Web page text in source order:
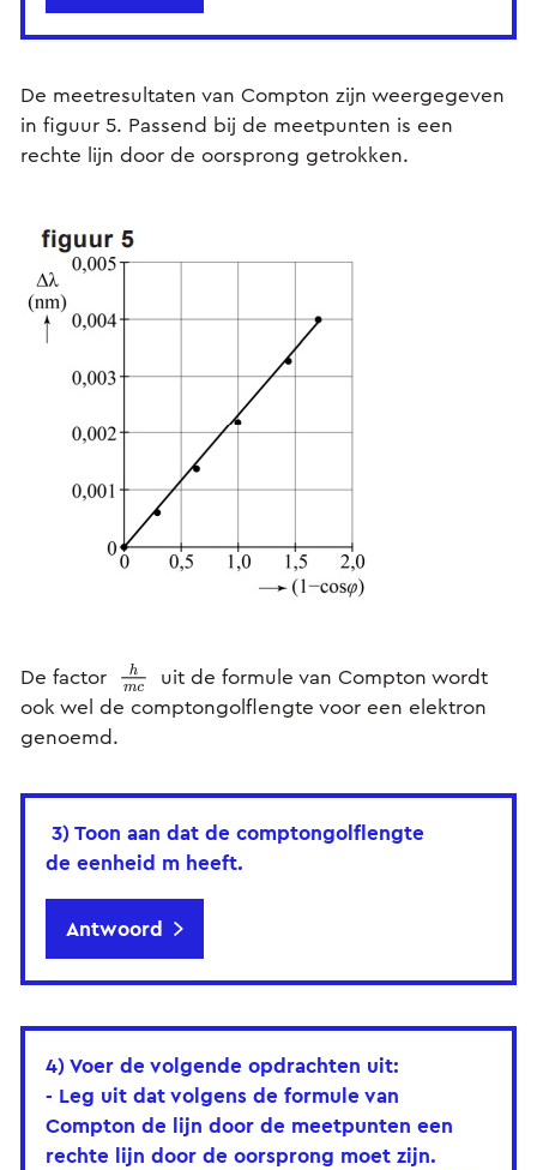
De meetresultaten van Compton zijn weergegeven
in figuur 5. Passend bij de meetpunten is een
rechte lijn door de oorsprong getrokken.
De factor hm
uit de formule van Compton wordt
ook wel de comptongolflengte voor een elektron
genoemd.
3) Toon aan dat de comptongolflengte
de eenheid m heeft.
Antwoord
4) Voer de volgende opdrachten uit:
- Leg uit dat volgens de formule van
Compton de lijn door de meetpunten een
rechte lijn door de oorsprong moet zijn.